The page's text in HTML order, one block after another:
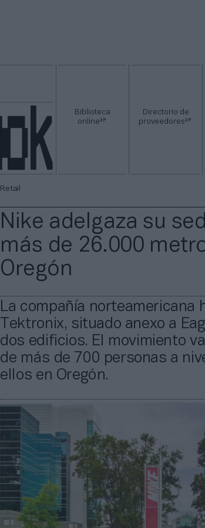
Biblioteca
online2P
Directorio de
proveedores2P
Retail
Nike adelgaza su
más de 26.000
Oregón
La compañía norteamericana
Tektronix, situado anexo a
dos edificios. El movimiento
de más de 700 personas a
ellos en Oregón.